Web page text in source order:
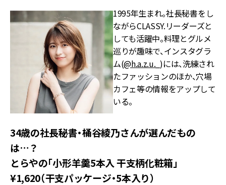
1995年生まれ。社長秘書をし
ながらCLASSY.リーダーズと
しても活躍中。料理とグルメ
巡りが趣味で、インスタグラ
ム(@h.a.z.u._)には、洗練され
たファッションのほか、穴場
カフェ等の情報をアップして
いる。
34歳の社長秘書・桶谷綾乃さんが選んだもの
は…？
とらやの「小形羊羹5本入 干支柄化粧箱」
¥1,620（干支パッケージ・5本入り）